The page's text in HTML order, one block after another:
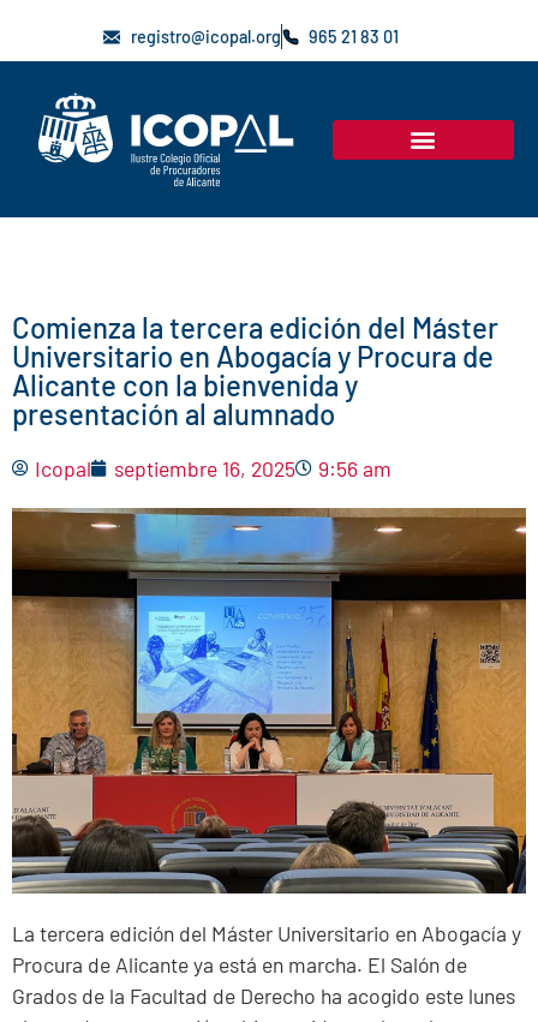
registro@icopal.org 965 21 83 01
Comienza la tercera edición del Máster
Universitario en Abogacía y Procura de
Alicante con la bienvenida y
presentación al alumnado
Icopal septiembre 16, 2025 9:56 am
La tercera edición del Máster Universitario en Abogacía y
Procura de Alicante ya está en marcha. El Salón de
Grados de la Facultad de Derecho ha acogido este lunes